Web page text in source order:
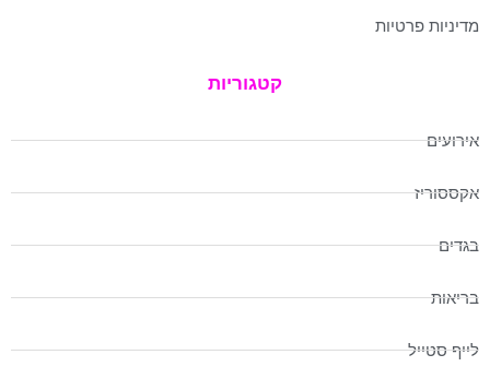
מדיניות פרטיות
קטגוריות
אירועים
אקססוריז
בגדים
בריאות
לייף סטייל